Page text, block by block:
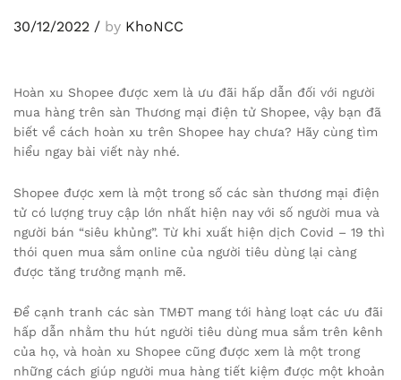
30/12/2022 / by KhoNCC
Hoàn xu Shopee được xem là ưu đãi hấp dẫn đối với người
mua hàng trên sàn Thương mại điện tử Shopee, vậy bạn đã
biết về cách hoàn xu trên Shopee hay chưa? Hãy cùng tìm
hiểu ngay bài viết này nhé.
Shopee được xem là một trong số các sàn thương mại điện
tử có lượng truy cập lớn nhất hiện nay với số người mua và
người bán “siêu khủng”. Từ khi xuất hiện dịch Covid – 19 thì
thói quen mua sắm online của người tiêu dùng lại càng
được tăng trưởng mạnh mẽ.
Để cạnh tranh các sàn TMĐT mang tới hàng loạt các ưu đãi
hấp dẫn nhằm thu hút người tiêu dùng mua sắm trên kênh
của họ, và hoàn xu Shopee cũng được xem là một trong
những cách giúp người mua hàng tiết kiệm được một khoản